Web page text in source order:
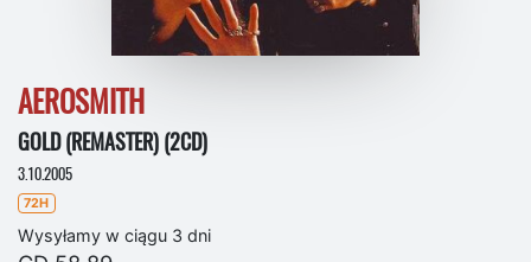
AEROSMITH
GOLD (REMASTER) (2CD)
3.10.2005
72H
Wysyłamy w ciągu 3 dni